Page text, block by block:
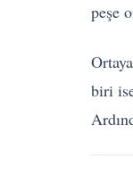
peşe
biri